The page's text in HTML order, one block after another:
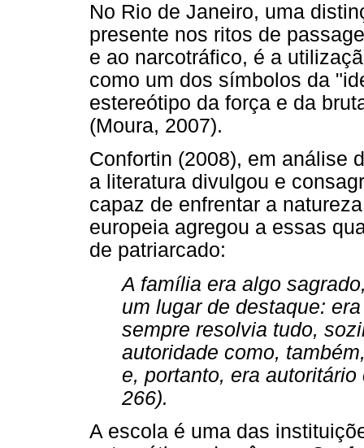
No Rio de Janeiro, uma
presente nos ritos de
e ao narcotráfico, é a
como um dos símbolos da
estereótipo da força e da
(Moura, 2007).
Confortin (2008), em análise
a literatura divulgou e
capaz de enfrentar a
europeia agregou a essas
de patriarcado:
A família era algo
um lugar de destaque:
sempre resolvia tudo,
autoridade como,
e, portanto, era
266).
A escola é uma das